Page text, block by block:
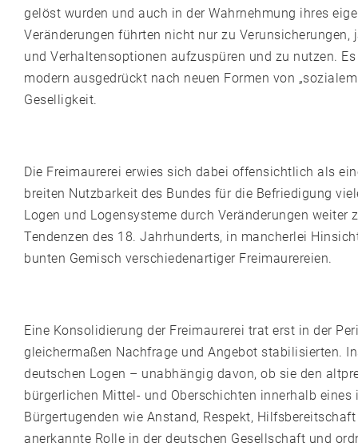
gelöst wurden und auch in der Wahrnehmung ihres
Veränderungen führten nicht nur zu
und Verhaltensoptionen aufzuspüren und zu nutzen.
modern ausgedrückt nach neuen Formen von
Geselligkeit.
Die Freimaurerei erwies sich dabei offensichtlich als
breiten Nutzbarkeit des Bundes für die Befriedigung
Logen und Logensysteme durch Veränderungen
Tendenzen des 18. Jahrhunderts, in mancherlei
bunten Gemisch verschiedenartiger Freimaurereien.
Eine Konsolidierung der Freimaurerei trat erst in der
gleichermaßen Nachfrage und Angebot stabilisierten.
deutschen Logen – unabhängig davon, ob sie den
bürgerlichen Mittel- und Oberschichten innerhalb
Bürgertugenden wie Anstand, Respekt,
anerkannte Rolle in der deutschen Gesellschaft und